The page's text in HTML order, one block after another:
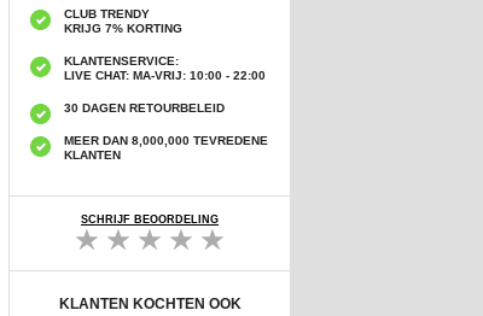
CLUB TRENDY
KRIJG 7% KORTING
KLANTENSERVICE:
LIVE CHAT: MA-VRIJ: 10:00 - 22:00
30 DAGEN RETOURBELEID
MEER DAN 8,000,000 TEVREDENE
KLANTEN
SCHRIJF BEOORDELING
KLANTEN KOCHTEN OOK